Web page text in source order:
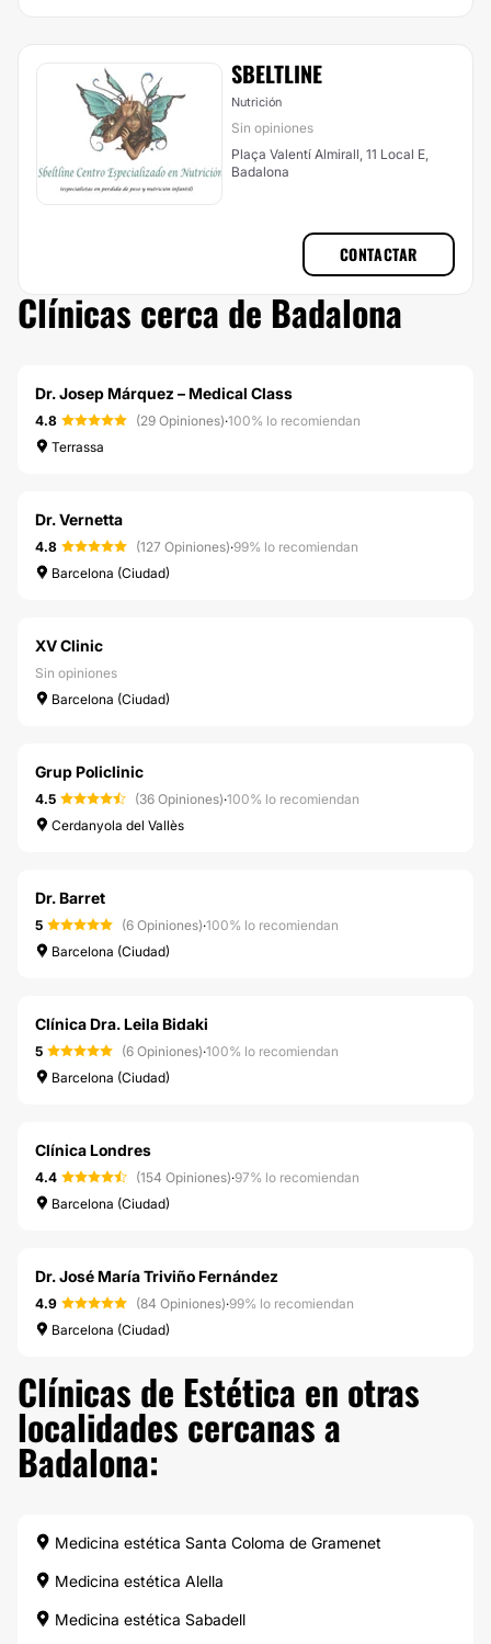
SBELTLINE
Nutrición
Sin opiniones
Plaça Valentí Almirall, 11 Local E,
Badalona
CONTACTAR
Clínicas cerca de Badalona
Dr. Josep Márquez – Medical Class
4.8 (29 Opiniones)·100% lo recomiendan
Terrassa
Dr. Vernetta
4.8 (127 Opiniones)·99% lo recomiendan
Barcelona (Ciudad)
XV Clinic
Sin opiniones
Barcelona (Ciudad)
Grup Policlinic
4.5 (36 Opiniones)·100% lo recomiendan
Cerdanyola del Vallès
Dr. Barret
5 (6 Opiniones)·100% lo recomiendan
Barcelona (Ciudad)
Clínica Dra. Leila Bidaki
5 (6 Opiniones)·100% lo recomiendan
Barcelona (Ciudad)
Clínica Londres
4.4 (154 Opiniones)·97% lo recomiendan
Barcelona (Ciudad)
Dr. José María Triviño Fernández
4.9 (84 Opiniones)·99% lo recomiendan
Barcelona (Ciudad)
Clínicas de Estética en otras
localidades cercanas a
Badalona:
Medicina estética Santa Coloma de Gramenet
Medicina estética Alella
Medicina estética Sabadell